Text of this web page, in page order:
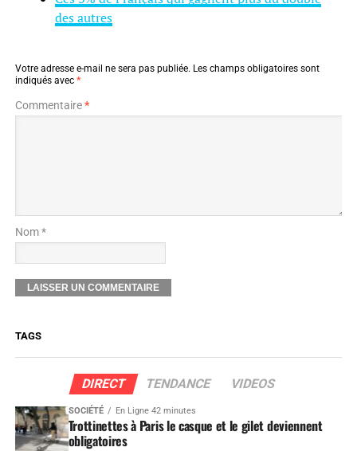
des autres
Votre adresse e-mail ne sera pas publiée. Les champs obligatoires sont
indiqués avec *
Commentaire*
Nom *
TAGS
DIRECT TENDANCE VIDEOS
SOCIÉTÉ En Ligne 42 minutes
Trottinettes à Paris le casque et le gilet deviennent
obligatoires